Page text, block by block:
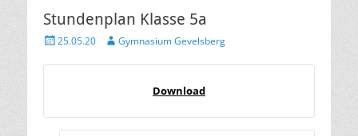
Stundenplan Klasse 5a
Veröffentlicht
25.05.20 AutorGymnasium Gevelsberg
Download